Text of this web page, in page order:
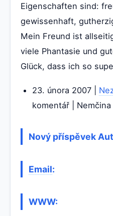
Eigenschaften sind:
gewissenhaft,
Mein Freund ist
viele Phantasie und
Glück, dass ich so
23. února 2007 |
komentář | Nemčina
Nový příspěvek
Email:
WWW: